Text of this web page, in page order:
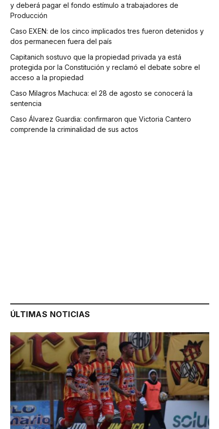
y deberá pagar el fondo estímulo a trabajadores de
Producción
Caso EXEN: de los cinco implicados tres fueron detenidos y
dos permanecen fuera del país
Capitanich sostuvo que la propiedad privada ya está
protegida por la Constitución y reclamó el debate sobre el
acceso a la propiedad
Caso Milagros Machuca: el 28 de agosto se conocerá la
sentencia
Caso Álvarez Guardia: confirmaron que Victoria Cantero
comprende la criminalidad de sus actos
ÚLTIMAS NOTICIAS